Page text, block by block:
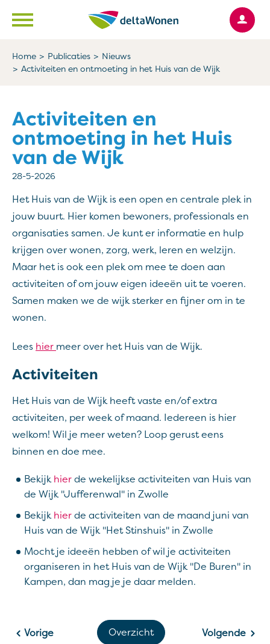
Naar de homepage
Ga naar Hoofd
Home Publicaties
Nieuws
Activiteiten en ontmoeting in het Huis van de Wijk
Activiteiten en
ontmoeting in het Huis
van de Wijk
28-5-2026
Het Huis van de Wijk is een open en centrale plek in
jouw buurt. Hier komen bewoners, professionals en
organisaties samen. Je kunt er informatie en hulp
krijgen over wonen, zorg, werk, leren en welzijn.
Maar het is ook een plek om mee te doen aan
activiteiten of om jouw eigen ideeën uit te voeren.
Samen maken we de wijk sterker en fijner om in te
wonen.
Lees hier meer over het Huis van de Wijk.
Activiteiten
Het Huis van de Wijk heeft vaste en/of extra
activiteiten, per week of maand. Iedereen is hier
welkom! Wil je meer weten? Loop gerust eens
binnen en doe mee.
Bekijk hier de wekelijkse activiteiten van Huis van
de Wijk "Jufferenwal" in Zwolle
Bekijk hier de activiteiten van de maand juni van
Huis van de Wijk "Het Stinshuis" in Zwolle
Mocht je ideeën hebben of wil je activiteiten
organiseren in het Huis van de Wijk "De Buren" in
Kampen, dan mag je je daar melden.
Volgende
Overzicht
Vorige